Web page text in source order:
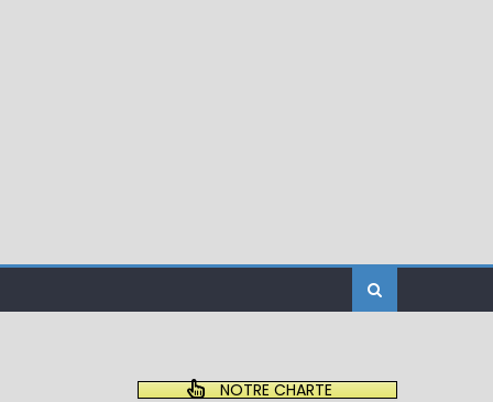
NOTRE CHARTE